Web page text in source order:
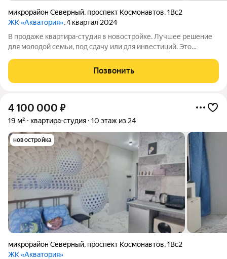
микрорайон Северный, проспект Космонавтов,1Вс2
ЖК «Акватория», 4 квартал 2024
В продаже квартира-студия в новостройке. Лучшее решение
для молодой семьи, под сдачу или для инвестиций. Это
прихожей. Благодаря продуманному зонированию при входе
достаточно места для кухонной зоны
Позвонить
4 100 000 ₽
19 м² квартира-студия 10 этаж из 24
новостройка
микрорайон Северный, проспект Космонавтов,1Вс2
ЖК «Акватория»